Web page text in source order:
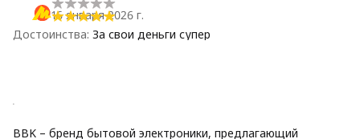
16 января 2026 г.
Достоинства: За свои деньги супер
BBK – бренд бытовой электроники, предлагающий